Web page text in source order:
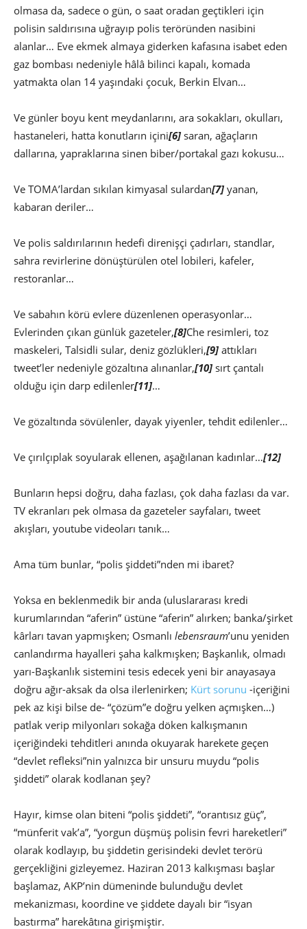
olmasa da, sadece o gün, o saat oradan geçtikleri için
polisin saldırısına uğrayıp polis teröründen nasibini
alanlar… Eve ekmek almaya giderken kafasına isabet eden
gaz bombası nedeniyle hâlâ bilinci kapalı, komada
yatmakta olan 14 yaşındaki çocuk, Berkin Elvan…
Ve günler boyu kent meydanlarını, ara sokakları, okulları,
hastaneleri, hatta konutların içini[6]saran, ağaçların
dallarına, yapraklarına sinen biber/portakal gazı kokusu…
Ve TOMA’lardan sıkılan kimyasal sulardan[7]yanan,
kabaran deriler…
Ve polis saldırılarının hedefi direnişçi çadırları, standlar,
sahra revirlerine dönüştürülen otel lobileri, kafeler,
restoranlar…
Ve sabahın körü evlere düzenlenen operasyonlar…
Evlerinden çıkan günlük gazeteler,[8]Che resimleri, toz
maskeleri, Talsidli sular, deniz gözlükleri,[9]attıkları
tweet’ler nedeniyle gözaltına alınanlar,[10]sırt çantalı
olduğu için darp edilenler[11]…
Ve gözaltında sövülenler, dayak yiyenler, tehdit edilenler…
Ve çırılçıplak soyularak ellenen, aşağılanan kadınlar…[12]
Bunların hepsi doğru, daha fazlası, çok daha fazlası da var.
TV ekranları pek olmasa da gazeteler sayfaları, tweet
akışları, youtube videoları tanık…
Ama tüm bunlar, “polis şiddeti”nden mi ibaret?
Yoksa en beklenmedik bir anda (uluslararası kredi
kurumlarından “aferin” üstüne “aferin” alırken; banka/şirket
kârları tavan yapmışken; Osmanlı lebensraum’unu yeniden
canlandırma hayalleri şaha kalkmışken; Başkanlık, olmadı
yarı-Başkanlık sistemini tesis edecek yeni bir anayasaya
doğru ağır-aksak da olsa ilerlenirken; Kürt sorunu -içeriğini
pek az kişi bilse de- “çözüm”e doğru yelken açmışken…)
patlak verip milyonları sokağa döken kalkışmanın
içeriğindeki tehditleri anında okuyarak harekete geçen
“devlet refleksi”nin yalnızca bir unsuru muydu “polis
şiddeti” olarak kodlanan şey?
Hayır, kimse olan biteni “polis şiddeti”, “orantısız güç”,
“münferit vak’a”, “yorgun düşmüş polisin fevri hareketleri”
olarak kodlayıp, bu şiddetin gerisindeki devlet terörü
gerçekliğini gizleyemez. Haziran 2013 kalkışması başlar
başlamaz, AKP’nin dümeninde bulunduğu devlet
mekanizması, koordine ve şiddete dayalı bir “isyan
bastırma” harekâtına girişmiştir.